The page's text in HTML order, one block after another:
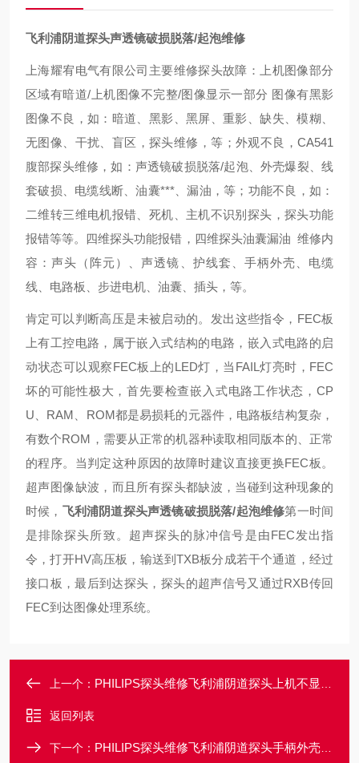
飞利浦阴道探头声透镜破损脱落/起泡维修
上海耀宥电气有限公司主要维修探头故障：上机图像部分
区域有暗道/上机图像不完整/图像显示一部分 图像有黑影
图像不良，如：暗道、黑影、黑屏、重影、缺失、模糊、
无图像、干扰、盲区，探头维修，等；外观不良，CA541
腹部探头维修，如：声透镜破损脱落/起泡、外壳爆裂、线
套破损、电缆线断、油囊***、漏油，等；功能不良，如：
二维转三维电机报错、死机、主机不识别探头，探头功能
报错等等。四维探头功能报错，四维探头油囊漏油 维修内
容：声头（阵元）、声透镜、护线套、手柄外壳、电缆
线、电路板、步进电机、油囊、插头，等。
肯定可以判断高压是未被启动的。发出这些指令，FEC板
上有工控电路，属于嵌入式结构的电路，嵌入式电路的启
动状态可以观察FEC板上的LED灯，当FAIL灯亮时，FEC
坏的可能性极大，首先要检查嵌入式电路工作状态，CP
U、RAM、ROM都是易损耗的元器件，电路板结构复杂，
有数个ROM，需要从正常的机器种读取相同版本的、正常
的程序。当判定这种原因的故障时建议直接更换FEC板。
超声图像缺波，而且所有探头都缺波，当碰到这种现象的
时候， 飞利浦阴道探头声透镜破损脱落/起泡维修第一时间
是排除探头所致。超声探头的脉冲信号是由FEC发出指
令，打开HV高压板，输送到TXB板分成若干个通道，经过
接口板，最后到达探头，探头的超声信号又通过RXB传回
FEC到达图像处理系统。
上一个： PHILIPS探头维修飞利浦阴道探头上机不显示任何的图像维修
返回列表
下一个： PHILIPS探头维修飞利浦阴道探头手柄外壳爆裂破裂破损维修